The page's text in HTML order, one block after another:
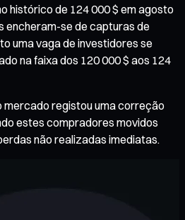
histórico de 124 000 $ em agosto
encheram-se de capturas de
uma vaga de investidores se
na faixa dos 120 000 $ aos 124
mercado registou uma correção
estes compradores movidos
não realizadas imediatas.